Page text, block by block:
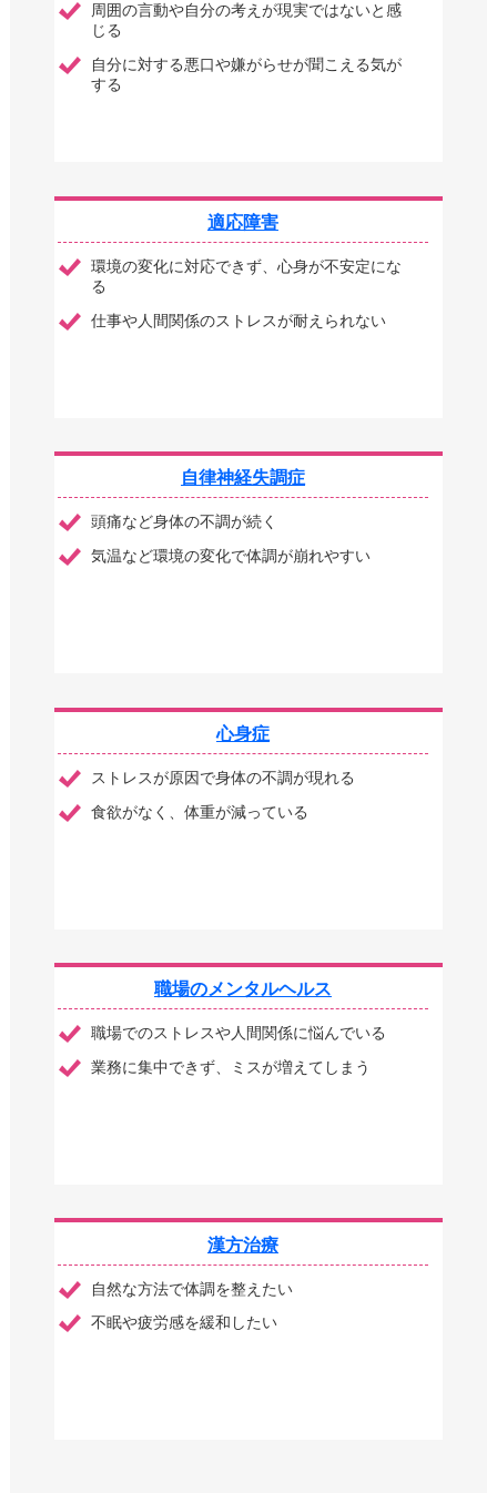
周囲の言動や自分の考えが現実ではないと感
じる
自分に対する悪口や嫌がらせが聞こえる気が
する
適応障害
環境の変化に対応できず、心身が不安定にな
る
仕事や人間関係のストレスが耐えられない
自律神経失調症
頭痛など身体の不調が続く
気温など環境の変化で体調が崩れやすい
心身症
ストレスが原因で身体の不調が現れる
食欲がなく、体重が減っている
職場のメンタルヘルス
職場でのストレスや人間関係に悩んでいる
業務に集中できず、ミスが増えてしまう
漢方治療
自然な方法で体調を整えたい
不眠や疲労感を緩和したい